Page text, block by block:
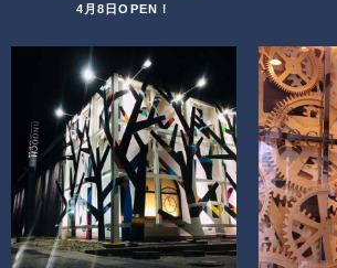
4月8日OPEN！